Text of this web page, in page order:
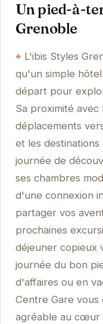
Un pied-à-
Grenoble
L'ibis Styles
qu'un simple
départ pour
Sa proximité avec
déplacements
et les
journée de
ses chambres
d'une connexion
partager vos
prochaines
déjeuner copieux
journée du bon
d'affaires ou en
Centre Gare
agréable au cœur